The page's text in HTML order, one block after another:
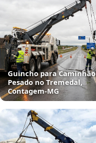
Guincho para Caminhão
Pesado no Tremedal,
Contagem‑MG